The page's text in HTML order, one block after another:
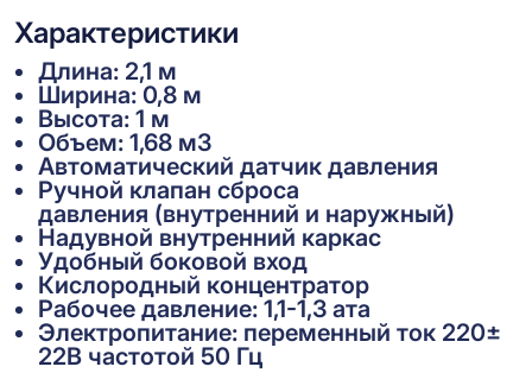
Характеристики
Длина: 2,1 м
Ширина: 0,8 м
Высота: 1 м
Объем: 1,68 м3
Автоматический датчик давления
Ручной клапан сброса
давления (внутренний и наружный)
Надувной внутренний каркас
Удобный боковой вход
Кислородный концентратор
Рабочее давление: 1,1-1,3 ата
Электропитание: переменный ток 220±
22В частотой 50 Гц